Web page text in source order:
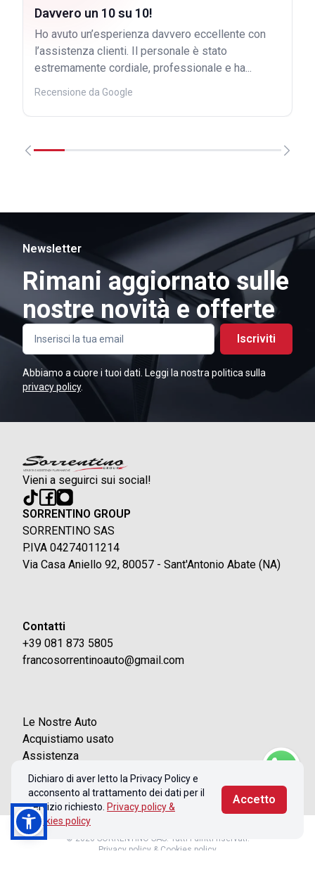
Davvero un 10 su 10!
Ho avuto un’esperienza davvero eccellente con
l’assistenza clienti. Il personale è stato
estremamente cordiale, professionale e ha...
Recensione da Google
Newsletter
Rimani aggiornato sulle
nostre novità e offerte
Iscriviti
Abbiamo a cuore i tuoi dati. Leggi la nostra politica sulla
privacy policy.
Vieni a seguirci sui social!
SORRENTINO GROUP
SORRENTINO SAS
P.IVA 04274011214
Via Casa Aniello 92, 80057 - Sant'Antonio Abate (NA)
Contatti
+39 081 873 5805
francosorrentinoauto@gmail.com
Le Nostre Auto
Acquistiamo usato
Assistenza
Contatti
Dichiaro di aver letto la Privacy Policy e
acconsento al trattamento dei dati per il
servizio richiesto. Privacy policy &
Cookies policy
Accetto
© 2026 SORRENTINO SAS. Tutti i diritti riservati.
Privacy policy & Cookies policy